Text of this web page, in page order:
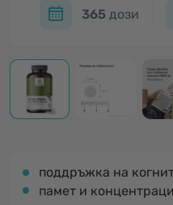
365 дози
поддръжка на
памет и